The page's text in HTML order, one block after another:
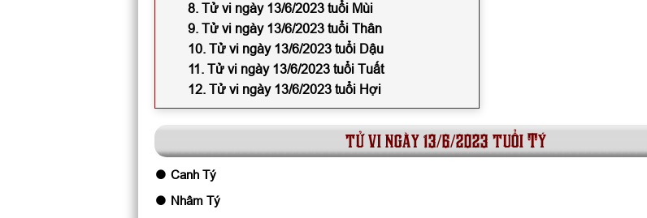
8. Tử vi ngày 13/6/2023 tuổi Mùi
9. Tử vi ngày 13/6/2023 tuổi Thân
10. Tử vi ngày 13/6/2023 tuổi Dậu
11. Tử vi ngày 13/6/2023 tuổi Tuất
12. Tử vi ngày 13/6/2023 tuổi Hợi
tử vi ngày 13/6/2023 tuổi Tý
Canh Tý
Nhâm Tý